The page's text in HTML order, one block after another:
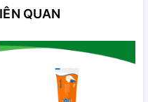
QUAN